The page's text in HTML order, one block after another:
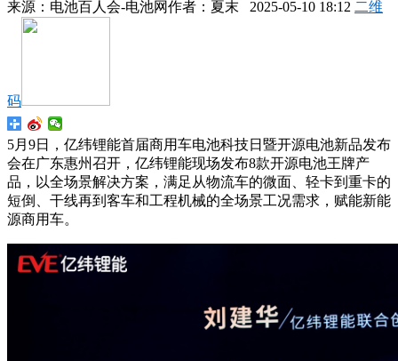
来源： 电池百人会-电池网作者： 夏末 2025-05-10 18:12 二维
码
5月9日，亿纬锂能首届商用车电池科技日暨开源电池新品发布
会在广东惠州召开，亿纬锂能现场发布8款开源电池王牌产
品，以全场景解决方案，满足从物流车的微面、轻卡到重卡的
短倒、干线再到客车和工程机械的全场景工况需求，赋能新能
源商用车。